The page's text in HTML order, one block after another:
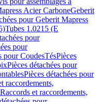
Acier CarboneGeberit
pour Geberit Mapress
Tubes 1.0215 (E
pour
pour
pour CoudesTésPièces
Pièces détachées pour
Pièces détachées pour
raccordements,
et raccordements,